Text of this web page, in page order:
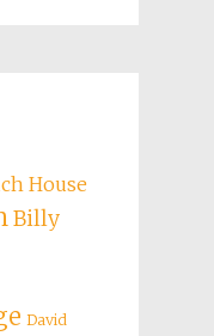
House
Billy
David